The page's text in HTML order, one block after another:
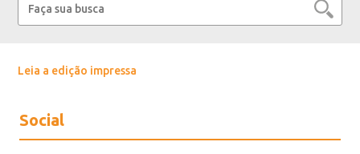
Leia a edição impressa
Social